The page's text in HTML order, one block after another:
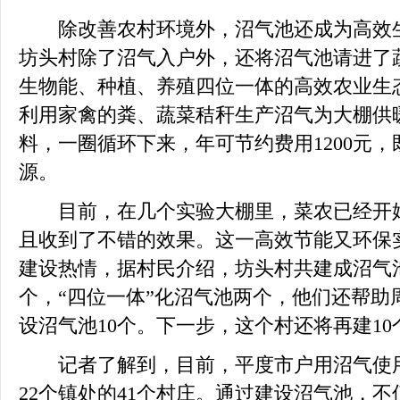
除改善农村环境外，沼气池还成为高效
坊头村除了沼气入户外，还将沼气池请进
生物能、种植、养殖四位一体的高效农业
利用家禽的粪、蔬菜秸秆生产沼气为大棚
料，一圈循环下来，年可节约费用1200元
源。
目前，在几个实验大棚里，菜农已经开
且收到了不错的效果。这一高效节能又环
建设热情，据村民介绍，坊头村共建成沼气
个，“四位一体”化沼气池两个，他们还帮
设沼气池10个。下一步，这个村还将再建
记者了解到，目前，平度市户用沼气使
22个镇处的41个村庄。通过建设沼气池，